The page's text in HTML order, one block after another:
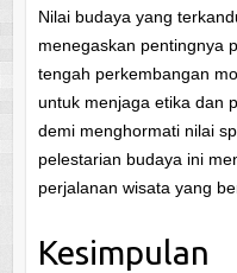
Nilai budaya yang
menegaskan pentingnya
tengah perkembangan
untuk menjaga etika dan
demi menghormati nilai
pelestarian budaya ini
perjalanan wisata yang
Kesimpulan